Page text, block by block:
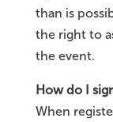
than is
the right to
the event.
How do I
When